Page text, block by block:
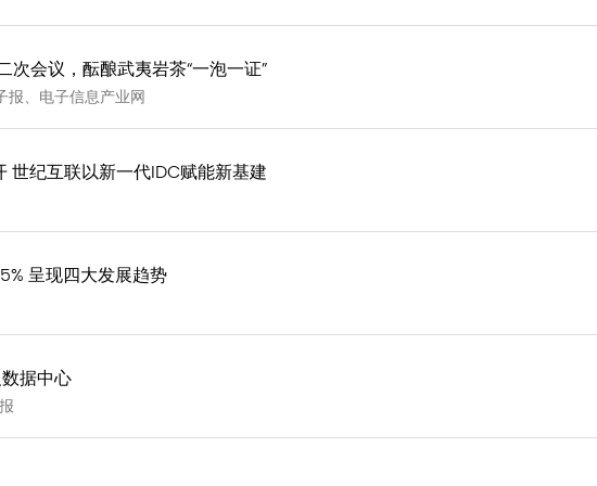
次会议，酝酿武夷岩茶“一泡一证”
、电子信息产业网
世纪互联以新一代IDC赋能新基建
呈现四大发展趋势
数据中心